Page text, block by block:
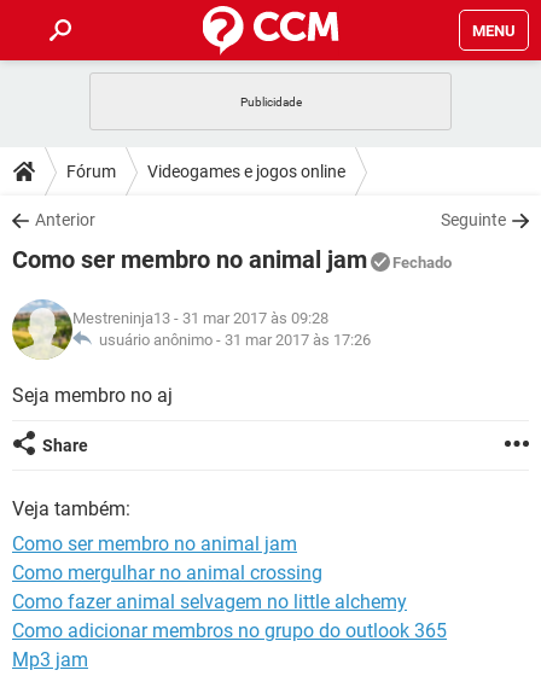
MENU
CELULAR FACEBOOK
OUTLOOK
INSTAGRAM GMAIL
GUIA DE COMPRAS
DICAS
JOGOS WHATSAPP
INSTAGRAM GMAIL
GUIA DE COMPRAS
DOWNLOADS
JOGOS WHATSAPP
CELULAR
OUTLOOK EXCEL
INSTAGRAM
JOGOS WHATSAPP
CELULAR
OUTLOOK
INSTAGRAM
GLOSSÁRIO
JOGOS
INSTAGRAM
GUIA DE COMPRAS
Fórum Videogames e jogos online
Anterior Seguinte
Como ser membro no animal jam Fechado
Mestreninja13 - 31 mar 2017 às 09:28
usuário anônimo - 31 mar 2017 às 17:26
Seja membro no aj
Share
Veja também:
Como ser membro no animal jam
Como mergulhar no animal crossing
Como fazer animal selvagem no little alchemy
Como adicionar membros no grupo do outlook 365
Mp3 jam